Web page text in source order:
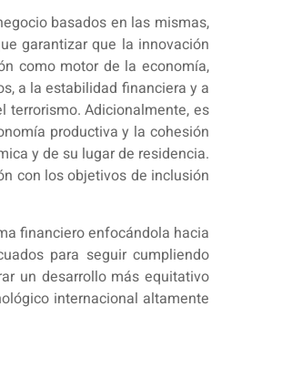
basados en las mismas,
garantizar que la innovación
como motor de la economía,
a la estabilidad financiera y a
terrorismo. Adicionalmente, es
productiva y la cohesión
y de su lugar de residencia.
con los objetivos de inclusión
financiero enfocándola hacia
para seguir cumpliendo
un desarrollo más equitativo
internacional altamente